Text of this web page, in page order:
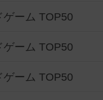
ゲーム TOP50
ーム TOP50
ーム TOP50